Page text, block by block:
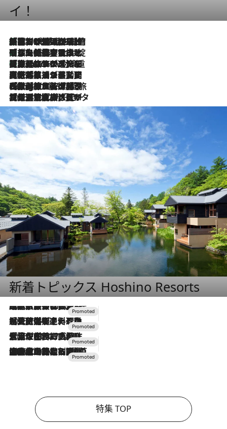
イ！
2026.8.6
「荷物が増えるほど旅ストレスは増す」美容ジャーナリストがたどり着いた最終結論。“化粧品を劇的に減らす”感動の凝縮美容とは
2026.8.6
「旅先には金髪ウィッグを持参」日本と同じメイクでは損してる!? 美容ジャーナリストが提案する“掟破りの旅美容”とは
2026.8.6
【厳選旅コスメ】「身軽さ＆UV対策重視！」ヘアアーティストshucoが選んだ夏旅ベストコスメを発表【Mサイズジップ】
2026.8.5
【厳選旅コスメ】国内をあちこち移動する河井菜摘が選んだ夏旅ベストコスメ発表！「リラックスアイテムはマスト」【Mサイズジップ】
2026.8.4
【厳選旅コスメ】「紫外線＆乾燥対策しながらメイク感も！」ヘア＆メイクGeorgeが選んだ夏旅ベストコスメを発表！【Mサイズジップ】
2026.8.3
【厳選旅コスメ】「保湿もタイパ重視！」“サウナ好き”タレント清水みさとが愛用する夏旅ベストコスメを発表！【Mサイズジップ】
新着トピックス Hoshino Resorts
2026.7.31
【ホテル帰省】という選択肢をOMOが提案。家族とほどよい距離を保つには「昼は実家、夜は気兼ねなくホテルで！」
2026.7.24
【夏限定ディナーコース】旬を迎える稚鮎や花ズッキーニなどをイタリア・トスカーナの郷土料理の手法で満喫！
2026.7.17
「土佐和ハーブかき氷」がOMO7高知に登場！生姜、山椒、大葉など目にも舌にも涼を呼ぶ郷土の味
2026.7.10
NEW OPEN！【界 草津】名湯の地に誕生。趣の異なる2種の温泉と上州ならではの会席・蕎麦割烹など美食を味わう究極の癒やし旅
特集 TOP